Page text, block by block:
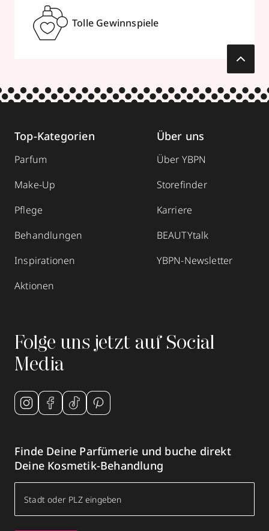
Tolle Gewinnspiele
Top-Kategorien
Parfum
Make-Up
Pflege
Behandlungen
Inspirationen
Aktionen
Über uns
Über YBPN
Storefinder
Karriere
BEAUTYtalk
YBPN-Newsletter
Folge uns jetzt auf Social
Media
Finde Deine Parfümerie und buche direkt
Deine Kosmetik-Behandlung